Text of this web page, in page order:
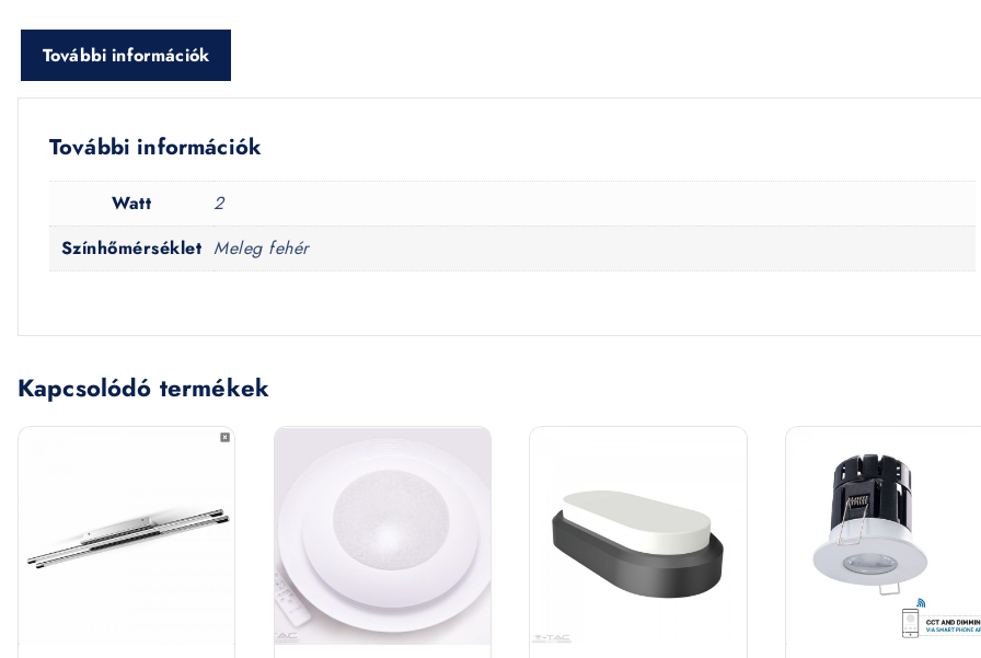
További információk
További információk
Watt
2
Színhőmérséklet Meleg fehér
Kapcsolódó termékek